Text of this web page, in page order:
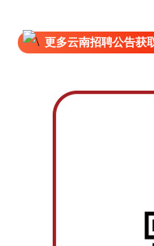
更多云南招聘公告获